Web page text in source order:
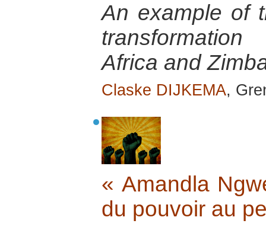
An example of
Africa and
Claske DIJKEMA,
« Amandla
du pouvoir au